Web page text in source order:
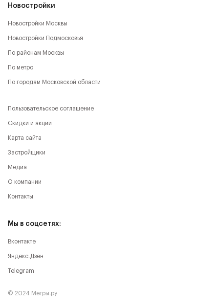
Новостройки
Новостройки Москвы
Новостройки Подмосковья
По районам Москвы
По метро
По городам Московской области
Пользовательское соглашение
Скидки и акции
Карта сайта
Застройщики
Медиа
О компании
Контакты
Мы в соцсетях:
Вконтакте
Яндекс.Дзен
Telegram
© 2024 Метры.ру